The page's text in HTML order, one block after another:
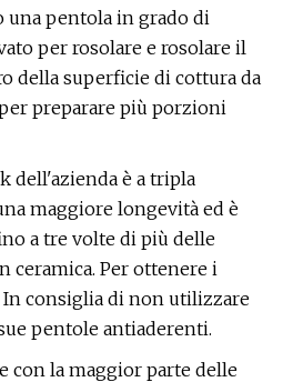
una pentola in grado di
per rosolare e rosolare il
della superficie di cottura da
preparare più porzioni
dell'azienda è a tripla
maggiore longevità ed è
a tre volte di più delle
ceramica. Per ottenere i
consiglia di non utilizzare
pentole antiaderenti.
con la maggior parte delle